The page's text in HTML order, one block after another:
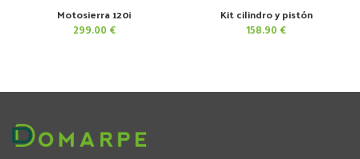
Motosierra 120i
299.00 €
Kit cilindro y pistón
158.90 €